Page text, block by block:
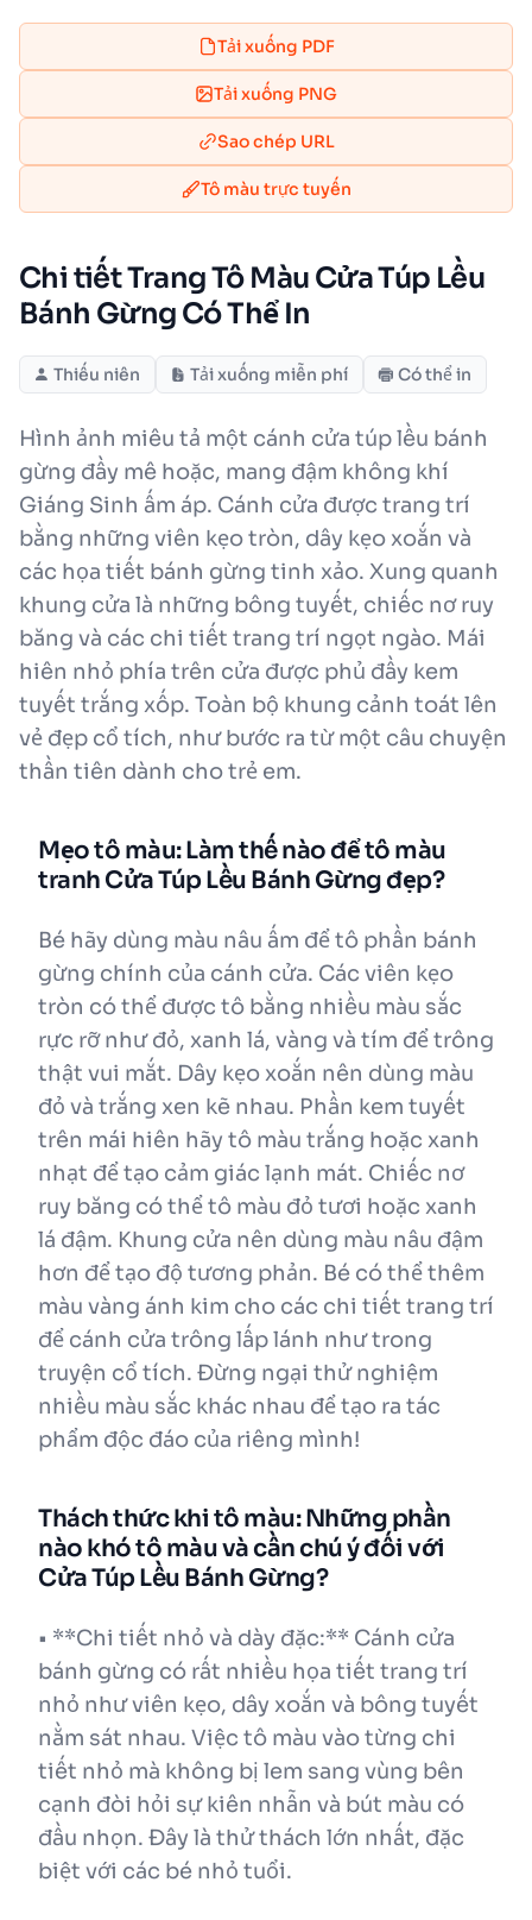
Tải xuống PDF
Tải xuống PNG
Sao chép URL
Tô màu trực tuyến
Chi tiết Trang Tô Màu Cửa Túp Lều
Bánh Gừng Có Thể In
Thiếu niên Tải xuống miễn phí Có thể in
Hình ảnh miêu tả một cánh cửa túp lều bánh
gừng đầy mê hoặc, mang đậm không khí
Giáng Sinh ấm áp. Cánh cửa được trang trí
bằng những viên kẹo tròn, dây kẹo xoắn và
các họa tiết bánh gừng tinh xảo. Xung quanh
khung cửa là những bông tuyết, chiếc nơ ruy
băng và các chi tiết trang trí ngọt ngào. Mái
hiên nhỏ phía trên cửa được phủ đầy kem
tuyết trắng xốp. Toàn bộ khung cảnh toát lên
vẻ đẹp cổ tích, như bước ra từ một câu chuyện
thần tiên dành cho trẻ em.
Mẹo tô màu: Làm thế nào để tô màu
tranh Cửa Túp Lều Bánh Gừng đẹp?
Bé hãy dùng màu nâu ấm để tô phần bánh
gừng chính của cánh cửa. Các viên kẹo
tròn có thể được tô bằng nhiều màu sắc
rực rỡ như đỏ, xanh lá, vàng và tím để trông
thật vui mắt. Dây kẹo xoắn nên dùng màu
đỏ và trắng xen kẽ nhau. Phần kem tuyết
trên mái hiên hãy tô màu trắng hoặc xanh
nhạt để tạo cảm giác lạnh mát. Chiếc nơ
ruy băng có thể tô màu đỏ tươi hoặc xanh
lá đậm. Khung cửa nên dùng màu nâu đậm
hơn để tạo độ tương phản. Bé có thể thêm
màu vàng ánh kim cho các chi tiết trang trí
để cánh cửa trông lấp lánh như trong
truyện cổ tích. Đừng ngại thử nghiệm
nhiều màu sắc khác nhau để tạo ra tác
phẩm độc đáo của riêng mình!
Thách thức khi tô màu: Những phần
nào khó tô màu và cần chú ý đối với
Cửa Túp Lều Bánh Gừng?
• **Chi tiết nhỏ và dày đặc:** Cánh cửa
bánh gừng có rất nhiều họa tiết trang trí
nhỏ như viên kẹo, dây xoắn và bông tuyết
nằm sát nhau. Việc tô màu vào từng chi
tiết nhỏ mà không bị lem sang vùng bên
cạnh đòi hỏi sự kiên nhẫn và bút màu có
đầu nhọn. Đây là thử thách lớn nhất, đặc
biệt với các bé nhỏ tuổi.